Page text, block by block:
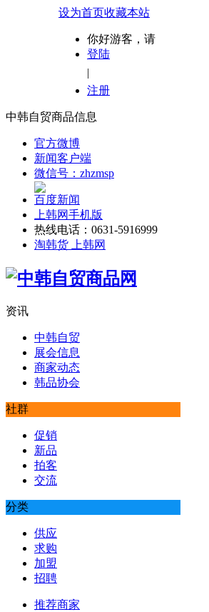
设为首页收藏本站
你好游客，请
登陆
|
注册
中韩自贸商品信息
官方微博
新闻客户端
微信号：zhzmsp
百度新闻
上韩网手机版
热线电话：0631-5916999
淘韩货 上韩网
资讯
中韩自贸
展会信息
商家动态
韩品协会
社群
促销
新品
拍客
交流
分类
供应
求购
加盟
招聘
推荐商家